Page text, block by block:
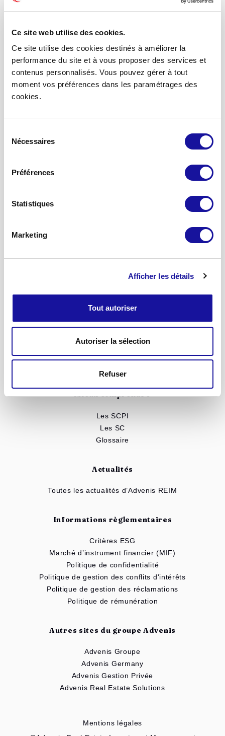
Ce site web utilise des cookies.
Ce site utilise des cookies destinés à améliorer la
performance du site et à vous proposer des services et
contenus personnalisés. Vous pouvez gérer à tout
moment vos préférences dans les paramétrages des
cookies.
Nécessaires
Préférences
Statistiques
Marketing
Afficher les détails
Tout autoriser
Autoriser la sélection
Refuser
Suivez nous
Accueil
Nous contacter
Nos solutions d’investissement
SCPI Eden
SCPI Eurovalys
SCPI Elialys
SCPI Renovalys
Notre patrimoine
Toutes nos solutions
Mieux comprendre
Les SCPI
Les SC
Glossaire
Actualités
Toutes les actualités d’Advenis REIM
Informations règlementaires
Critères ESG
Marché d’instrument financier (MIF)
Politique de confidentialité
Politique de gestion des conflits d'intérêts
Politique de gestion des réclamations
Politique de rémunération
Autres sites du groupe Advenis
Advenis Groupe
Advenis Germany
Advenis Gestion Privée
Advenis Real Estate Solutions
Mentions légales